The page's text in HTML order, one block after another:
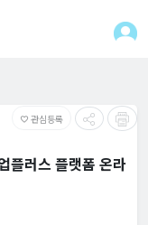
favorite_border 관심등록
플러스 플랫폼 온라